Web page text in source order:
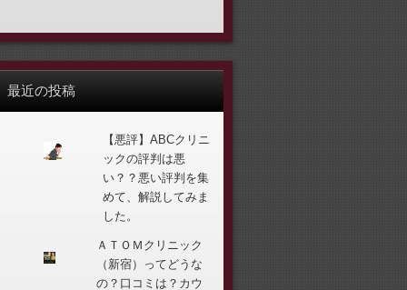
最近の投稿
【悪評】ABCクリニ
ックの評判は悪
い？？悪い評判を集
めて、解説してみま
した。
ＡＴＯＭクリニック
（新宿）ってどうな
の？口コミは？カウ